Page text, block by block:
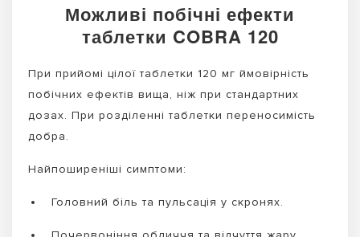
Можливі побічні ефекти
таблетки COBRA 120
При прийомі цілої таблетки 120 мг ймовірність
побічних ефектів вища, ніж при стандартних
дозах. При розділенні таблетки переносимість
добра.
Найпоширеніші симптоми:
Головний біль та пульсація у скронях.